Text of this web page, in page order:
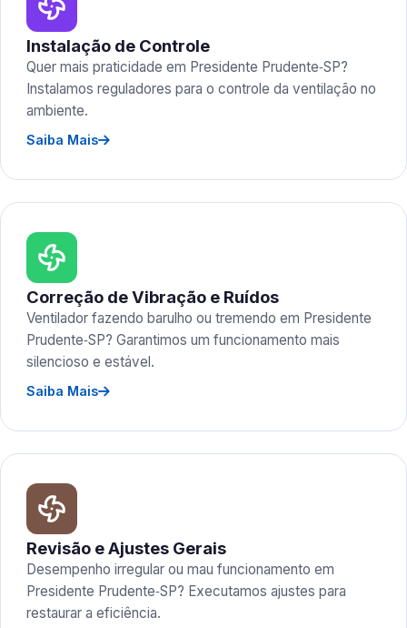
Instalação de Controle
Quer mais praticidade em Presidente Prudente‑SP?
Instalamos reguladores para o controle da ventilação no
ambiente.
Saiba Mais
Correção de Vibração e Ruídos
Ventilador fazendo barulho ou tremendo em Presidente
Prudente‑SP? Garantimos um funcionamento mais
silencioso e estável.
Saiba Mais
Revisão e Ajustes Gerais
Desempenho irregular ou mau funcionamento em
Presidente Prudente‑SP? Executamos ajustes para
restaurar a eficiência.